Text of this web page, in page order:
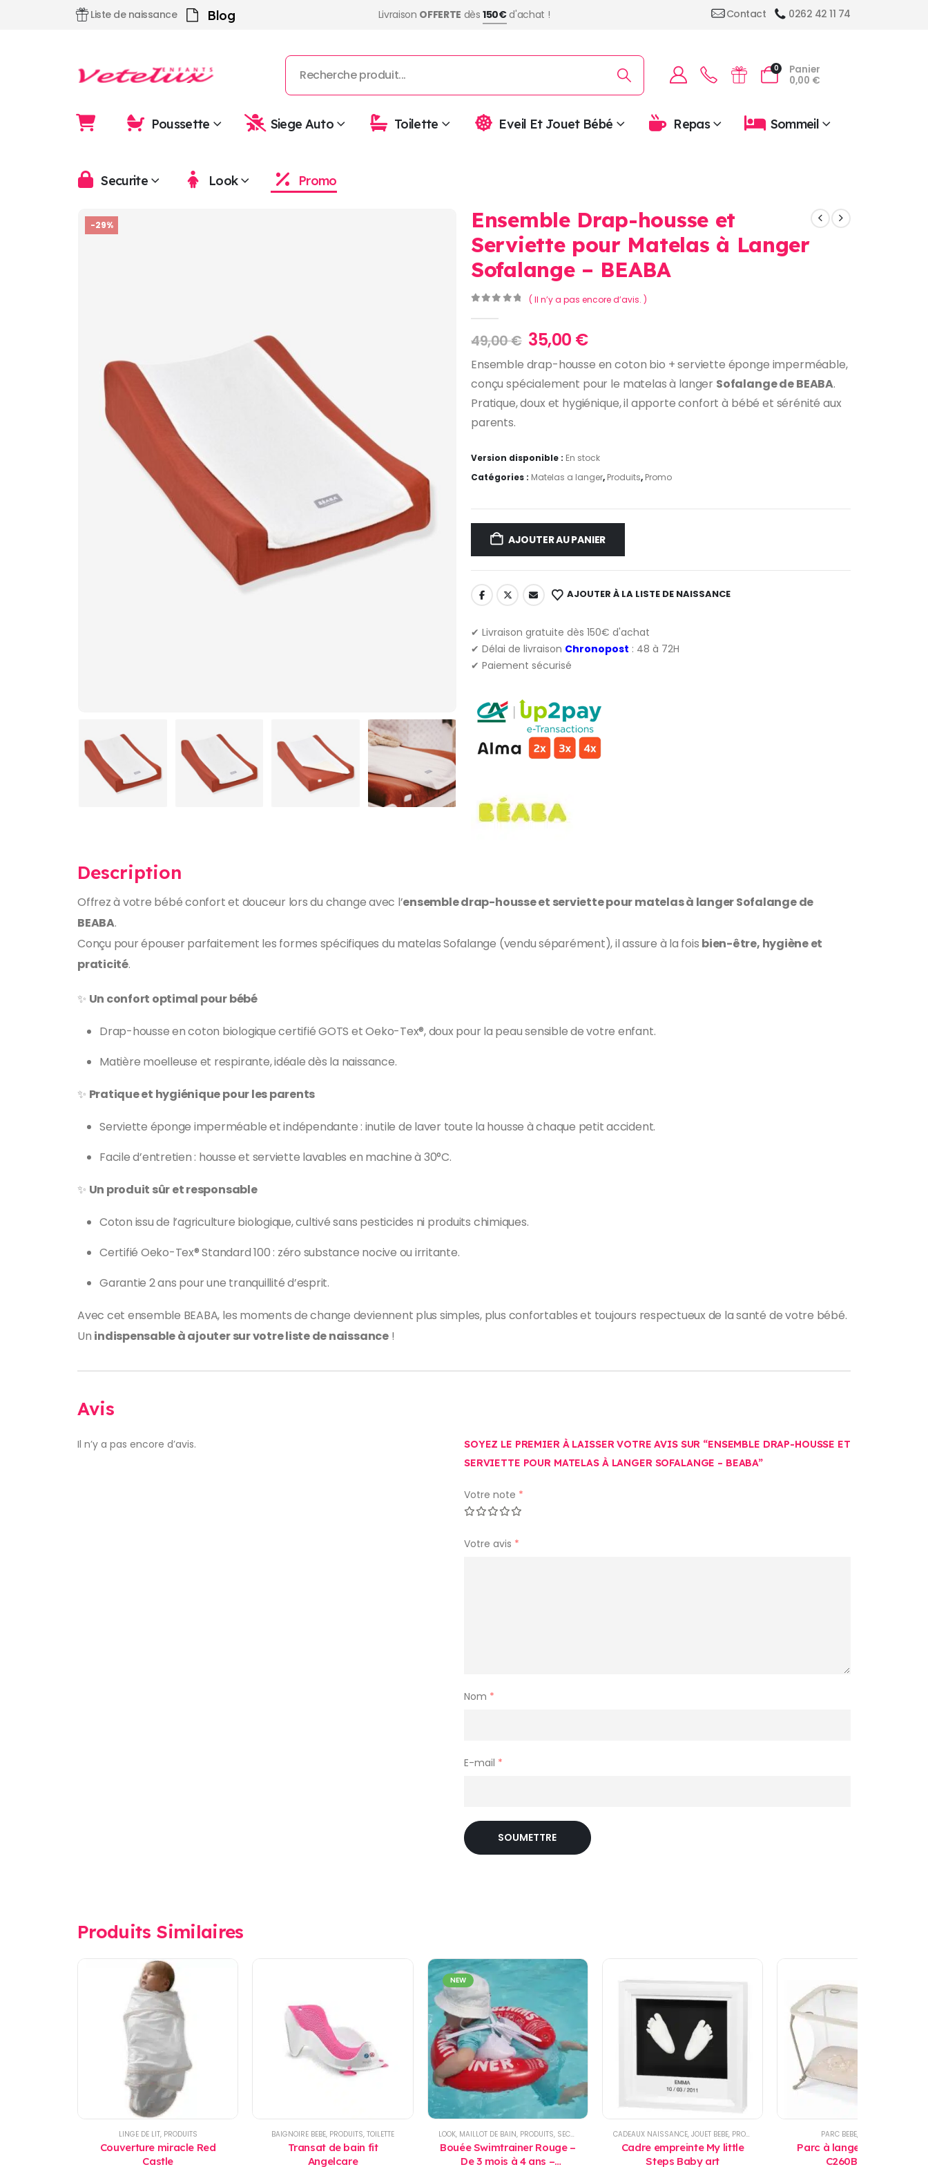
Liste de naissance Blog Livraison OFFERTE dès150€d'achat ! Contact 0262 42 11 74
0
Panier
0,00 €
Poussette Siege Auto Toilette Eveil Et Jouet Bébé Repas Sommeil
Securite Look Promo
-29%
Ensemble Drap-housse et
Serviette pour Matelas à Langer
Sofalange – BEABA
( Il n’y a pas encore d’avis. )
49,00€ Le
prix
initial
était :
49,00 €.
35,00 €Le
actuel
est :
35,00 €.
Ensemble drap-housse en coton bio + serviette éponge imperméable,
conçu spécialement pour le matelas à langer Sofalange de BEABA.
Pratique, doux et hygiénique, il apporte confort à bébé et sérénité aux
parents.
Version disponible : En stock
Catégories : Matelas a langer, Produits, Promo
AJOUTER AU PANIER
AJOUTER À LA LISTE DE NAISSANCE
✔ Livraison gratuite dès 150€ d'achat
✔ Délai de livraison Chronopost : 48 à 72H
✔ Paiement sécurisé
Description
Offrez à votre bébé confort et douceur lors du change avec l’ensemble drap-housse et serviette pour matelas à langer Sofalange de
BEABA.
Conçu pour épouser parfaitement les formes spécifiques du matelas Sofalange (vendu séparément), il assure à la fois bien-être, hygiène et
praticité.
✨ Un confort optimal pour bébé
Drap-housse en coton biologique certifié GOTS et Oeko-Tex®, doux pour la peau sensible de votre enfant.
Matière moelleuse et respirante, idéale dès la naissance.
✨ Pratique et hygiénique pour les parents
Serviette éponge imperméable et indépendante : inutile de laver toute la housse à chaque petit accident.
Facile d’entretien : housse et serviette lavables en machine à 30°C.
✨ Un produit sûr et responsable
Coton issu de l’agriculture biologique, cultivé sans pesticides ni produits chimiques.
Certifié Oeko-Tex® Standard 100 : zéro substance nocive ou irritante.
Garantie 2 ans pour une tranquillité d’esprit.
Avec cet ensemble BEABA, les moments de change deviennent plus simples, plus confortables et toujours respectueux de la santé de votre bébé.
Un indispensable à ajouter sur votre liste de naissance!
Avis
Il n’y a pas encore d’avis.
SOYEZ LE PREMIER À LAISSER VOTRE AVIS SUR “ENSEMBLE DRAP-HOUSSE ET
SERVIETTE POUR MATELAS À LANGER SOFALANGE – BEABA”
Votre note *
Votre avis *
Nom *
E-mail *
Produits Similaires
LINGE DE LIT, PRODUITS
Couverture miracle Red
Castle
BAIGNOIRE BEBE, PRODUITS, TOILETTE
Transat de bain fit
Angelcare
NEW
LOOK, MAILLOT DE BAIN, PRODUITS, SECURITE SECURITE BAIGNADE
Bouée Swimtrainer Rouge –
De 3 mois à 4 ans –
CADEAUX NAISSANCE, JOUET BEBE, PRODUITS
Cadre empreinte My little
Steps Baby art
PARC BEBE,
Parc à langer Lusso B111
C260B - Cam